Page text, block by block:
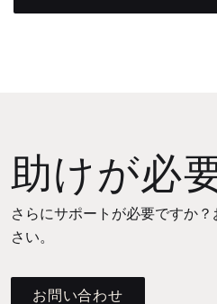
助けが必
さらにサポートが必要ですか
さい。
お問い合わせ